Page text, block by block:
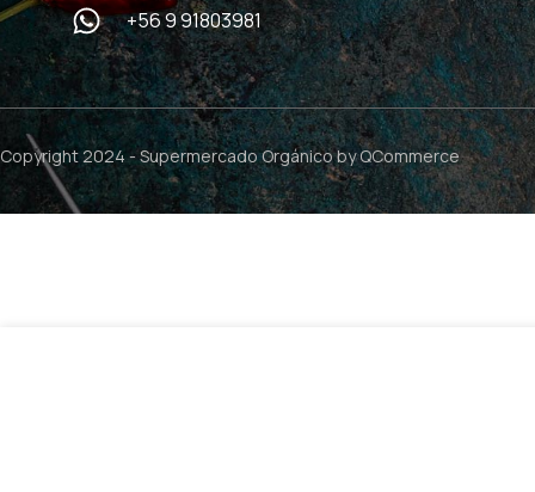
+56 9 91803981
Copyright 2024 -Supermercado Orgánicoby QCommerce